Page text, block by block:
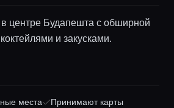
центре Будапешта с обширной
и закусками.
места
Принимают карты